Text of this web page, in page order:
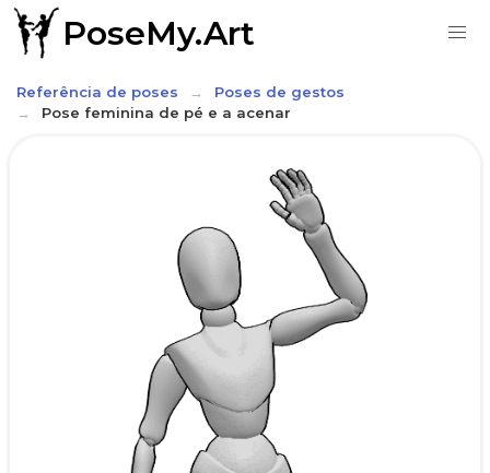
PoseMy.Art
Referência de poses
Poses de gestos
Pose feminina de pé e a acenar